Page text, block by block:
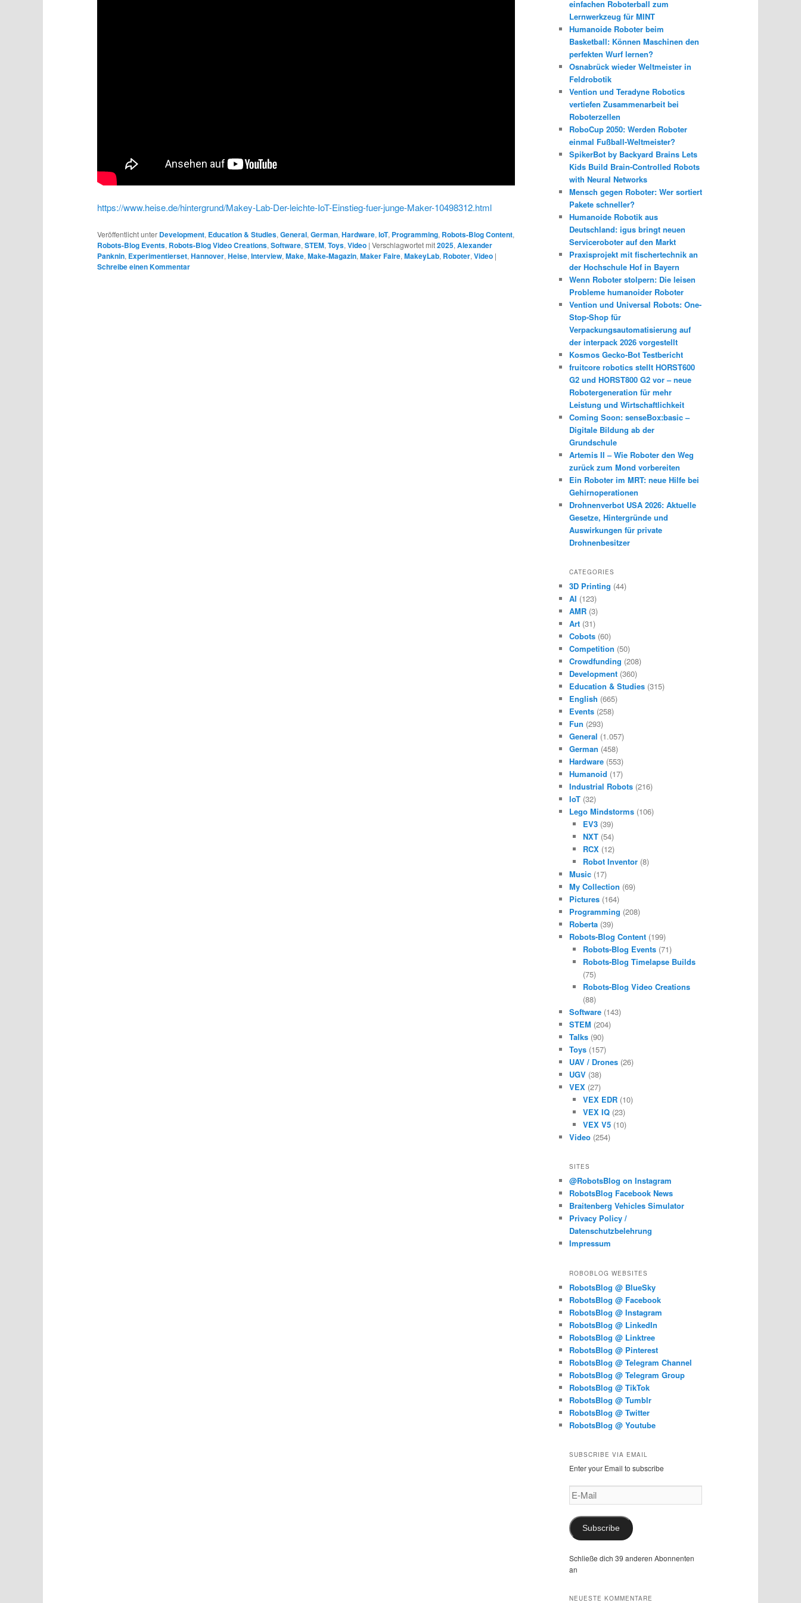
https://www.heise.de/hintergrund/Makey-Lab-Der-leichte-IoT-Einstieg-fuer-junge-Maker-10498312.html
Veröffentlicht unter Development, Education & Studies,General,German,Hardware,IoT, Programming, Robots-Blog Content,
Robots-Blog Events, Robots-Blog Video Creations,Software,STEM,Toys,Video |Verschlagwortet mit2025,Alexander
Panknin, Experimentierset,Hannover,Heise,Interview,Make,Make-Magazin,Maker Faire,MakeyLab, Roboter,Video |
Schreibe einen Kommentar
einfachen Roboterball zum
Lernwerkzeug für MINT
Humanoide Roboter beim
Basketball: Können Maschinen den
perfekten Wurf lernen?
Osnabrück wieder Weltmeister in
Feldrobotik
Vention und Teradyne Robotics
vertiefen Zusammenarbeit bei
Roboterzellen
RoboCup 2050: Werden Roboter
einmal Fußball-Weltmeister?
SpikerBot by Backyard Brains Lets
Kids Build Brain-Controlled Robots
with Neural Networks
Mensch gegen Roboter: Wer sortiert
Pakete schneller?
Humanoide Robotik aus
Deutschland: igus bringt neuen
Serviceroboter auf den Markt
Praxisprojekt mit fischertechnik an
der Hochschule Hof in Bayern
Wenn Roboter stolpern: Die leisen
Probleme humanoider Roboter
Vention und Universal Robots: One-
Stop-Shop für
Verpackungsautomatisierung auf
der interpack 2026 vorgestellt
Kosmos Gecko-Bot Testbericht
fruitcore robotics stellt HORST600
G2 und HORST800 G2 vor – neue
Robotergeneration für mehr
Leistung und Wirtschaftlichkeit
Coming Soon: senseBox:basic –
Digitale Bildung ab der
Grundschule
Artemis II – Wie Roboter den Weg
zurück zum Mond vorbereiten
Ein Roboter im MRT: neue Hilfe bei
Gehirnoperationen
Drohnenverbot USA 2026: Aktuelle
Gesetze, Hintergründe und
Auswirkungen für private
Drohnenbesitzer
CATEGORIES
3D Printing (44)
AI (123)
AMR (3)
Art (31)
Cobots (60)
Competition (50)
Crowdfunding (208)
Development (360)
Education & Studies (315)
English (665)
Events (258)
Fun (293)
General (1.057)
German (458)
Hardware (553)
Humanoid (17)
Industrial Robots (216)
IoT (32)
Lego Mindstorms (106)
EV3(39)
NXT(54)
RCX(12)
Robot Inventor(8)
Music (17)
My Collection (69)
Pictures (164)
Programming (208)
Roberta (39)
Robots-Blog Content (199)
Robots-Blog Events(71)
Robots-Blog Timelapse Builds
(75)
Robots-Blog Video Creations
(88)
Software (143)
STEM (204)
Talks (90)
Toys (157)
UAV / Drones (26)
UGV (38)
VEX (27)
VEX EDR(10)
VEX IQ(23)
VEX V5(10)
Video (254)
SITES
@RobotsBlog on Instagram
RobotsBlog Facebook News
Braitenberg Vehicles Simulator
Privacy Policy /
Datenschutzbelehrung
Impressum
ROBOBLOG WEBSITES
RobotsBlog @ BlueSky
RobotsBlog @ Facebook
RobotsBlog @ Instagram
RobotsBlog @ LinkedIn
RobotsBlog @ Linktree
RobotsBlog @ Pinterest
RobotsBlog @ Telegram Channel
RobotsBlog @ Telegram Group
RobotsBlog @ TikTok
RobotsBlog @ Tumblr
RobotsBlog @ Twitter
RobotsBlog @ Youtube
SUBSCRIBE VIA EMAIL
Enter your Email to subscribe
E-
Mail
Subscribe
Schließe dich 39 anderen Abonnenten
an
NEUESTE KOMMENTARE